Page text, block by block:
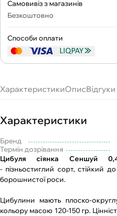
Самовивіз з магазинів
Безкоштовно
Способи оплати
ХарактеристикиОписВідгуки
Характеристики
Бренд
Термін дозрівання
Цибуля сіянка Сеншуй
- пізньостиглий сорт, стійкий
борошнистої роси.
Цибулини мають плоско-
кольору масою 120-150 гр.